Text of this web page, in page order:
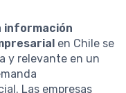
información
en Chile se
y relevante en un
Las empresas